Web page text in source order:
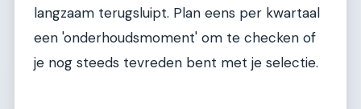
langzaam terugsluipt. Plan eens per kwartaal
een 'onderhoudsmoment' om te checken of
je nog steeds tevreden bent met je selectie.